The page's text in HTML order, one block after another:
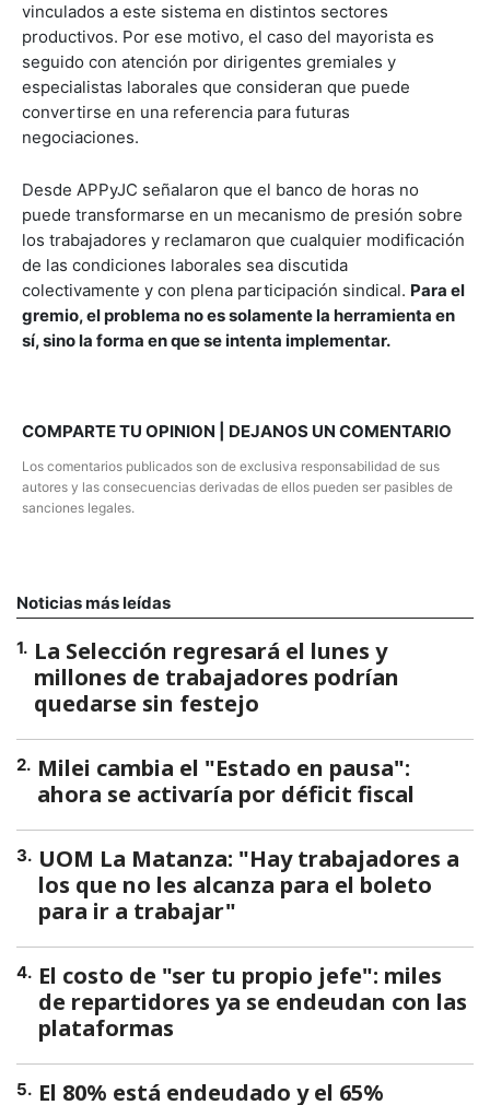
vinculados a este sistema en distintos sectores
productivos. Por ese motivo, el caso del mayorista es
seguido con atención por dirigentes gremiales y
especialistas laborales que consideran que puede
convertirse en una referencia para futuras
negociaciones.
Desde APPyJC señalaron que el banco de horas no
puede transformarse en un mecanismo de presión sobre
los trabajadores y reclamaron que cualquier modificación
de las condiciones laborales sea discutida
colectivamente y con plena participación sindical. Para el
gremio, el problema no es solamente la herramienta en
sí, sino la forma en que se intenta implementar.
COMPARTE TU OPINION | DEJANOS UN COMENTARIO
Los comentarios publicados son de exclusiva responsabilidad de sus
autores y las consecuencias derivadas de ellos pueden ser pasibles de
sanciones legales.
Noticias más leídas
1. La Selección regresará el lunes y
millones de trabajadores podrían
quedarse sin festejo
2. Milei cambia el "Estado en pausa":
ahora se activaría por déficit fiscal
3. UOM La Matanza: "Hay trabajadores a
los que no les alcanza para el boleto
para ir a trabajar"
4. El costo de "ser tu propio jefe": miles
de repartidores ya se endeudan con las
plataformas
5. El 80% está endeudado y el 65%